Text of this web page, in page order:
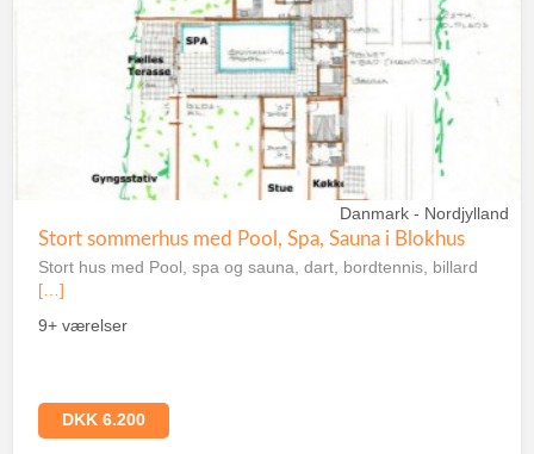
Danmark - Nordjylland
Stort sommerhus med Pool, Spa, Sauna i Blokhus
Stort hus med Pool, spa og sauna, dart, bordtennis, billard
[…]
9+ værelser
DKK 6.200